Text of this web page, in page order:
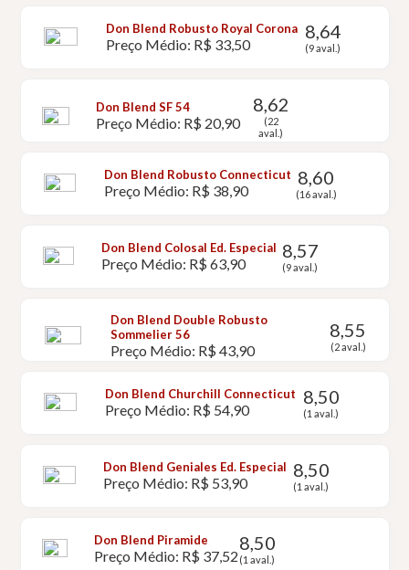
Don Blend Robusto Royal Corona
Preço Médio: R$ 33,50
8,64
(9 aval.)
Don Blend SF 54
Preço Médio: R$ 20,90
8,62
(22
aval.)
Don Blend Robusto Connecticut
Preço Médio: R$ 38,90
8,60
(16 aval.)
Don Blend Colosal Ed. Especial
Preço Médio: R$ 63,90
8,57
(9 aval.)
Don Blend Double Robusto
Sommelier 56
Preço Médio: R$ 43,90
8,55
(2 aval.)
Don Blend Churchill Connecticut
Preço Médio: R$ 54,90
8,50
(1 aval.)
Don Blend Geniales Ed. Especial
Preço Médio: R$ 53,90
8,50
(1 aval.)
Don Blend Piramide
Preço Médio: R$ 37,52
8,50
(1 aval.)